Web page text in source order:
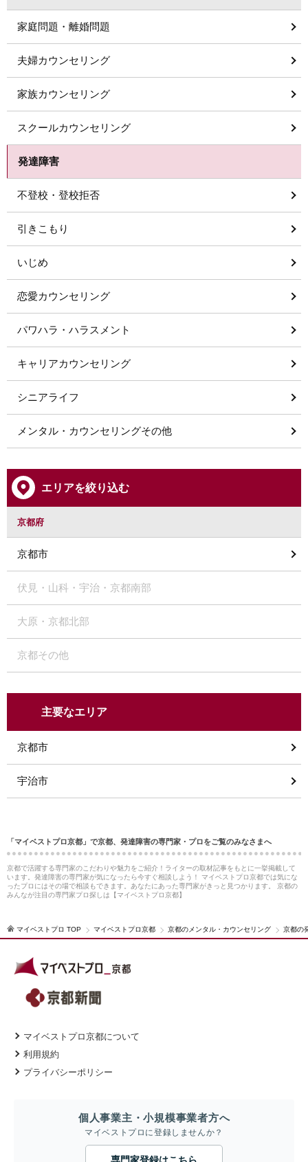
家庭問題・離婚問題
夫婦カウンセリング
家族カウンセリング
スクールカウンセリング
発達障害
不登校・登校拒否
引きこもり
いじめ
恋愛カウンセリング
パワハラ・ハラスメント
キャリアカウンセリング
シニアライフ
メンタル・カウンセリングその他
エリアを絞り込む
京都府
京都市
伏見・山科・宇治・京都南部
大原・京都北部
京都その他
主要なエリア
京都市
宇治市
「マイベストプロ京都」で京都、発達障害の専門家・プロをご覧のみなさまへ
京都で活躍する専門家のこだわりや魅力をご紹介！ライターの取材記事をもとに一挙掲載して
います。発達障害の専門家が気になったら今すぐ相談しよう！ マイベストプロ京都では気にな
ったプロにはその場で相談もできます。あなたにあった専門家がきっと見つかります。 京都の
みんなが注目の専門家プロ探しは【マイベストプロ京都】
マイベストプロ TOP マイベストプロ京都 京都のメンタル・カウンセリング 京都の
マイベストプロ京都について
利用規約
プライバシーポリシー
個人事業主・小規模事業者方へ
マイベストプロに登録しませんか？